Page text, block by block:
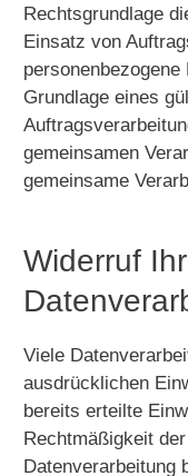
Rechtsgrundlage
Einsatz von
Grundlage eines
gemeinsamen
gemeinsame
Widerruf
Viele
ausdrücklichen
bereits erteilte
Rechtmäßigkeit
Datenverarbeitung